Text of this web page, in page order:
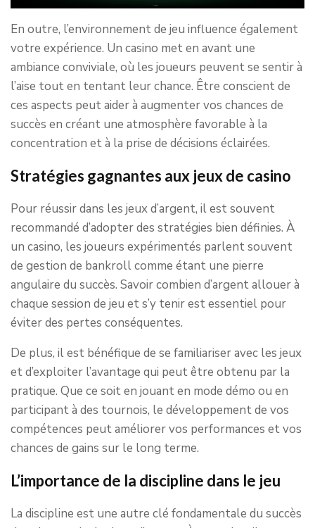
En outre, l’environnement de jeu influence également
votre expérience. Un casino met en avant une
ambiance conviviale, où les joueurs peuvent se sentir à
l’aise tout en tentant leur chance. Être conscient de
ces aspects peut aider à augmenter vos chances de
succès en créant une atmosphère favorable à la
concentration et à la prise de décisions éclairées.
Stratégies gagnantes aux jeux de casino
Pour réussir dans les jeux d’argent, il est souvent
recommandé d’adopter des stratégies bien définies. À
un casino, les joueurs expérimentés parlent souvent
de gestion de bankroll comme étant une pierre
angulaire du succès. Savoir combien d’argent allouer à
chaque session de jeu et s’y tenir est essentiel pour
éviter des pertes conséquentes.
De plus, il est bénéfique de se familiariser avec les jeux
et d’exploiter l’avantage qui peut être obtenu par la
pratique. Que ce soit en jouant en mode démo ou en
participant à des tournois, le développement de vos
compétences peut améliorer vos performances et vos
chances de gains sur le long terme.
L’importance de la discipline dans le jeu
La discipline est une autre clé fondamentale du succès